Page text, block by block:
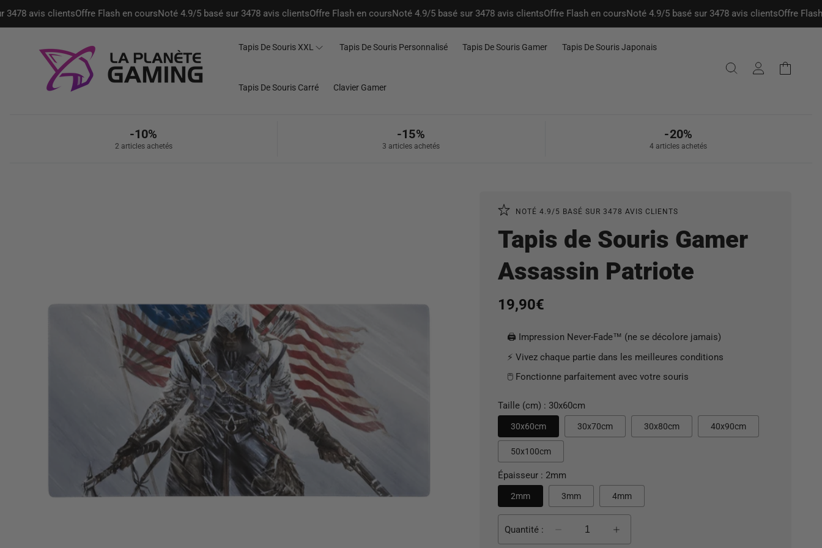
et passer
au
contenu
avis clientsOffre Flash en coursNoté 4.9/5 basé sur 3478 avis clientsOffre Flash en coursNoté 4.9/5 basé sur 3478 avis clientsOffre Flash en coursNoté 4.9/5 basé sur 3478 avis clientsOffre Flash en
Tapis De Souris XXL Tapis De Souris Personnalisé Tapis De Souris Gamer Tapis De Souris Japonais
Tapis De Souris Carré Clavier Gamer
Connexion Panier
-10%
2 articles achetés
-15%
3 articles achetés
-20%
4 articles achetés
NOTÉ 4.9/5 BASÉ SUR 3478 AVIS CLIENTS
Tapis de Souris Gamer
Assassin Patriote
Prix
19,90€
🖨️ Impression Never-Fade™ (ne se décolore jamais)
⚡ Vivez chaque partie dans les meilleures conditions
🖱️ Fonctionne parfaitement avec votre souris
Taille (cm) : 30x60cm
30x60cm 30x70cm 30x80cm 40x90cm
50x100cm
Épaisseur : 2mm
2mm 3mm 4mm
Quantité :
Réduire
Augmenter